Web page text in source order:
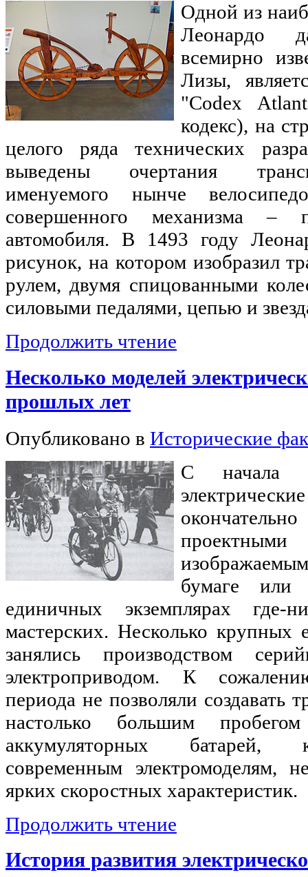
Одной из
Леонардо
всемирно
Лизы,
"Codex
кодекс), на
целого ряда технических
выведены очертания
именуемого нынче
совершенного механизма –
автомобиля. В 1493 году
рисунок, на котором изобразил
рулем, двумя спицованными
силовыми педалями, цепью и
Продолжить чтение
Несколько моделей
прошлых лет
Опубликовано в Исторические
С начала
бумаге
единичных экземплярах где-
мастерских. Несколько крупных
занялись производством
электроприводом. К
периода не позволяли создавать
настолько большим
аккумуляторных батарей,
современным электромоделям,
ярких скоростных характеристик.
Продолжить чтение
История развития